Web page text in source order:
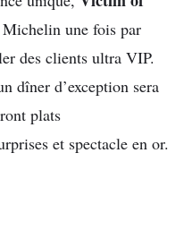
une fois par
des clients ultra VIP.
dîner d’exception sera
plats
et spectacle en or.